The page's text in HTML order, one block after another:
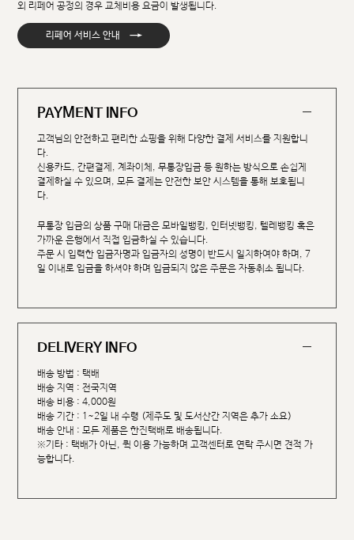
외 리페어 공정의 경우 교체비용 요금이 발생됩니다.
리페어 서비스 안내 →
PAYMENT INFO
고객님의 안전하고 편리한 쇼핑을 위해 다양한 결제 서비스를 지원합니
다.
신용카드, 간편결제, 계좌이체, 무통장입금 등 원하는 방식으로 손쉽게
결제하실 수 있으며, 모든 결제는 안전한 보안 시스템을 통해 보호됩니
다.
무통장 입금의 상품 구매 대금은 모바일뱅킹, 인터넷뱅킹, 텔레뱅킹 혹은
가까운 은행에서 직접 입금하실 수 있습니다.
주문 시 입력한 입금자명과 입금자의 성명이 반드시 일치하여야 하며, 7
일 이내로 입금을 하셔야 하며 입금되지 않은 주문은 자동취소 됩니다.
DELIVERY INFO
배송 방법 : 택배
배송 지역 : 전국지역
배송 비용 : 4,000원
배송 기간 : 1~2일 내 수령 (제주도 및 도서산간 지역은 추가 소요)
배송 안내 : 모든 제품은 한진택배로 배송됩니다.
※기타 : 택배가 아닌, 퀵 이용 가능하며 고객센터로 연락 주시면 견적 가
능합니다.